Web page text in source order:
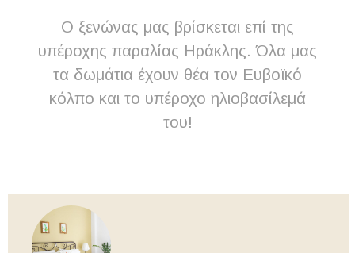
Ο ξενώνας μας βρίσκεται επί της
υπέροχης παραλίας Ηράκλης. Όλα μας
τα δωμάτια έχουν θέα τον Ευβοϊκό
κόλπο και το υπέροχο ηλιοβασίλεμά
του!